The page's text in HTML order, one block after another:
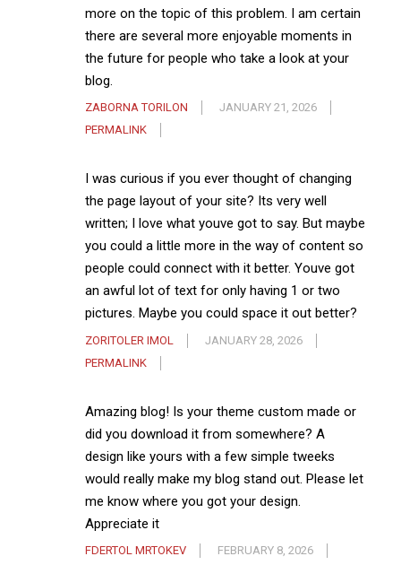
more on the topic of this problem. I am certain
there are several more enjoyable moments in
the future for people who take a look at your
blog.
ZABORNA TORILON
JANUARY 21, 2026
PERMALINK
I was curious if you ever thought of changing
the page layout of your site? Its very well
written; I love what youve got to say. But maybe
you could a little more in the way of content so
people could connect with it better. Youve got
an awful lot of text for only having 1 or two
pictures. Maybe you could space it out better?
ZORITOLER IMOL
JANUARY 28, 2026
PERMALINK
Amazing blog! Is your theme custom made or
did you download it from somewhere? A
design like yours with a few simple tweeks
would really make my blog stand out. Please let
me know where you got your design.
Appreciate it
FDERTOL MRTOKEV
FEBRUARY 8, 2026